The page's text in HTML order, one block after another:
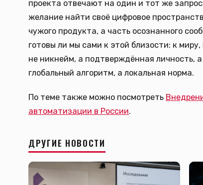
проекта отвечают на один и тот же
желание найти своё цифровое
чужого продукта, а часть осознанного
готовы ли мы сами к этой близости: к
не никнейм, а подтверждённая личность,
глобальный алгоритм, а локальная норма.
По теме также можно посмотреть
автоматизации в России.
ДРУГИЕ НОВОСТИ